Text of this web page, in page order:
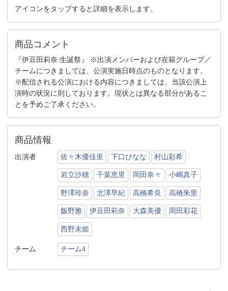
アイコンをタップすると詳細を表示します。
商品コメント
『伊豆田莉奈 生誕祭』 ※出演メンバーおよび在籍グループ／
チームにつきましては、公演実施日時点のものとなります。
※配信される公演における内容につきましては、当該公演上
演時の状況に則しております。現状とは異なる部分があるこ
とを予めご了承ください。
商品情報
出演者 佐々木優佳里 下口ひなな 村山彩希
岩立沙穂 千葉恵里 岡田奈々 小嶋真子
野澤玲奈 北澤早紀 高橋希良 高橋朱里
飯野雅 伊豆田莉奈 大森美優 岡田彩花
西野未姫
チーム チーム4